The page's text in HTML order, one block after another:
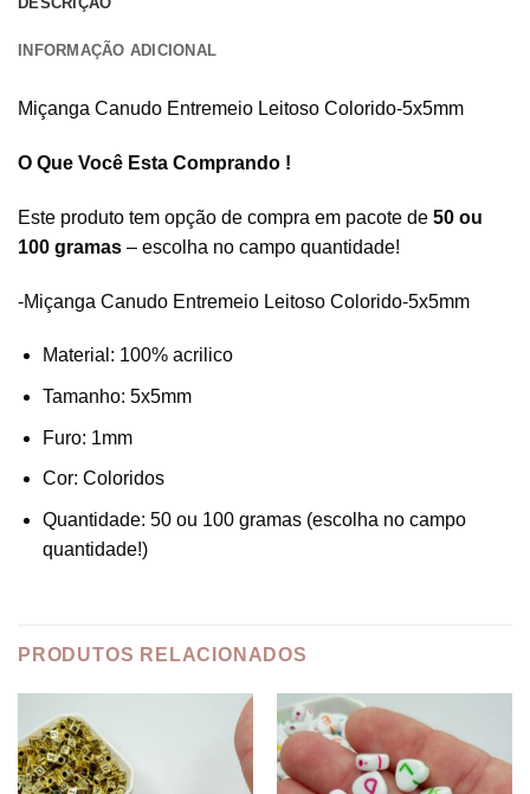
INFORMAÇÃO ADICIONAL
Miçanga Canudo Entremeio Leitoso Colorido-5x5mm
O Que Você Esta Comprando !
Este produto tem opção de compra em pacote de 50 ou
100 gramas – escolha no campo quantidade!
-Miçanga Canudo Entremeio Leitoso Colorido-5x5mm
Material: 100% acrilico
Tamanho: 5x5mm
Furo: 1mm
Cor: Coloridos
Quantidade: 50 ou 100 gramas (escolha no campo
quantidade!)
PRODUTOS RELACIONADOS